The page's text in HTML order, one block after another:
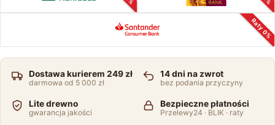
Raty 0%
Dostawa kurierem 249 zł
darmowa od 5 000 zł
14 dni na zwrot
bez podania przyczyny
Lite drewno
gwarancja jakości
Bezpieczne płatności
Przelewy24 · BLIK · raty